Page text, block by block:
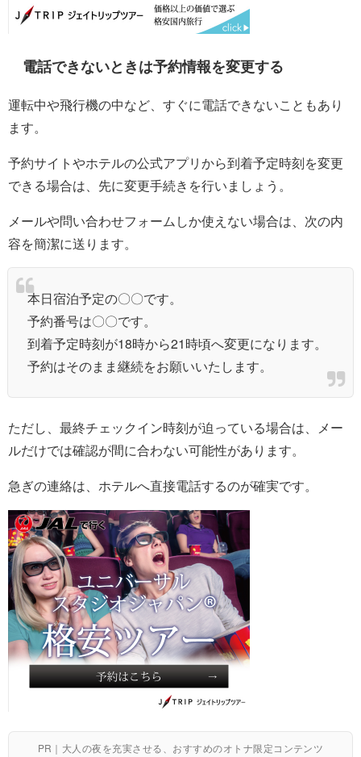
電話できないときは予約情報を変更する
運転中や飛行機の中など、すぐに電話できないこともあり
ます。
予約サイトやホテルの公式アプリから到着予定時刻を変更
できる場合は、先に変更手続きを行いましょう。
メールや問い合わせフォームしか使えない場合は、次の内
容を簡潔に送ります。
本日宿泊予定の〇〇です。
予約番号は〇〇です。
到着予定時刻が18時から21時頃へ変更になります。
予約はそのまま継続をお願いいたします。
ただし、最終チェックイン時刻が迫っている場合は、メー
ルだけでは確認が間に合わない可能性があります。
急ぎの連絡は、ホテルへ直接電話するのが確実です。
PR｜大人の夜を充実させる、おすすめのオトナ限定コンテンツ